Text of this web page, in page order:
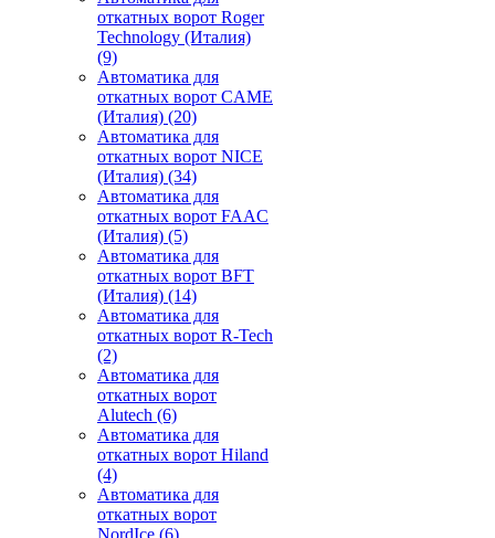
откатных ворот Roger
Technology (Италия)
(9)
Автоматика для
откатных ворот CAME
(Италия) (20)
Автоматика для
откатных ворот NICE
(Италия) (34)
Автоматика для
откатных ворот FAAC
(Италия) (5)
Автоматика для
откатных ворот BFT
(Италия) (14)
Автоматика для
откатных ворот R-Tech
(2)
Автоматика для
откатных ворот
Alutech (6)
Автоматика для
откатных ворот Hiland
(4)
Автоматика для
откатных ворот
NordIce (6)